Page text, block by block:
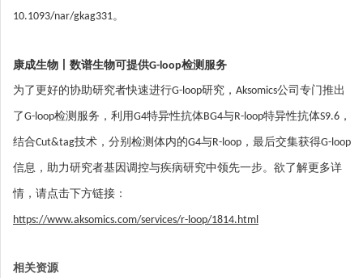
10.1093/nar/gkag331。
康成生物丨数谱生物可提供G-loop检测服务
为了更好的协助研究者快速进行G-loop研究，Aksomics公司专门推出
了G-loop检测服务，利用G4特异性抗体BG4与R-loop特异性抗体S9.6，
结合Cut&tag技术，分别检测体内的G4与R-loop，最后交集获得G-loop
信息，助力研究者基因调控与疾病研究中领先一步。欲了解更多详
情，请点击下方链接：
https://www.aksomics.com/services/r-loop/1814.html
相关资源